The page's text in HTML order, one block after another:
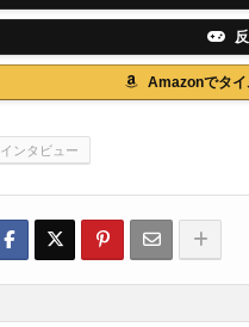
Amazonでタイ
インタビュー